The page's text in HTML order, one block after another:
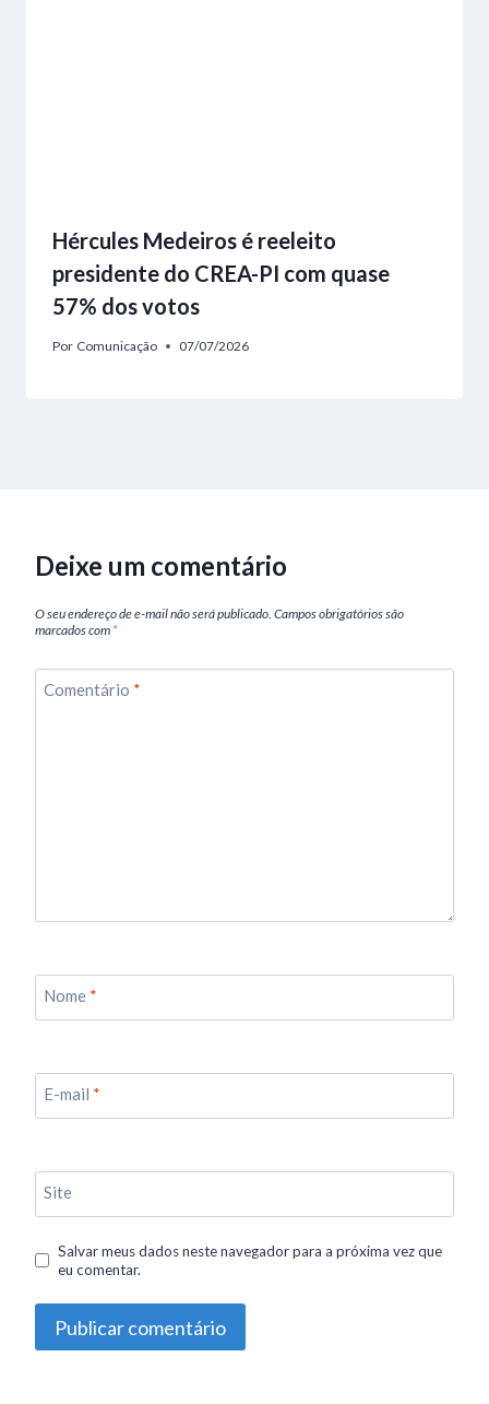
Hércules Medeiros é reeleito
presidente do CREA-PI com quase
57% dos votos
Por Comunicação 07/07/2026
Deixe um comentário
O seu endereço de e-mail não será publicado. Campos obrigatórios são
marcados com *
Comentário *
Nome *
E-mail *
Site
Salvar meus dados neste navegador para a próxima vez que
eu comentar.